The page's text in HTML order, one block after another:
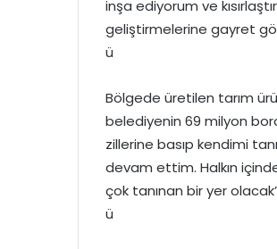
inşa ediyorum ve
geliştirmelerine gayret
ü
Bölgede üretilen tarım
belediyenin 69 milyon
zillerine basıp kendimi
devam ettim. Halkın
çok tanınan bir yer
ü